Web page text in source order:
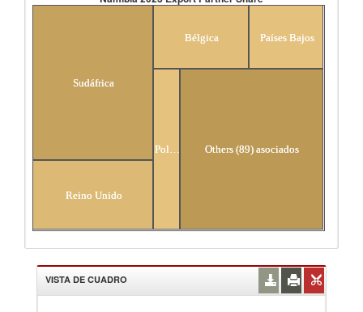
Sudáfrica
Reino Unido
Bélgica Países Bajos
Polonia Others (89) asociados
VISTA DE CUADRO